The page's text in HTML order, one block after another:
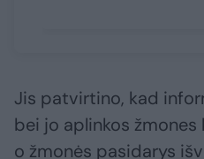
Jis patvirtino, kad
bei jo aplinkos
o žmonės pasidarys